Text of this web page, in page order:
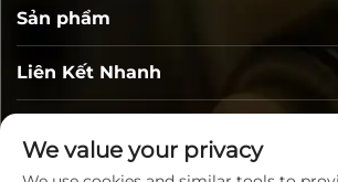
Liên Kết Nhanh
Sản phẩm
We value your privacy